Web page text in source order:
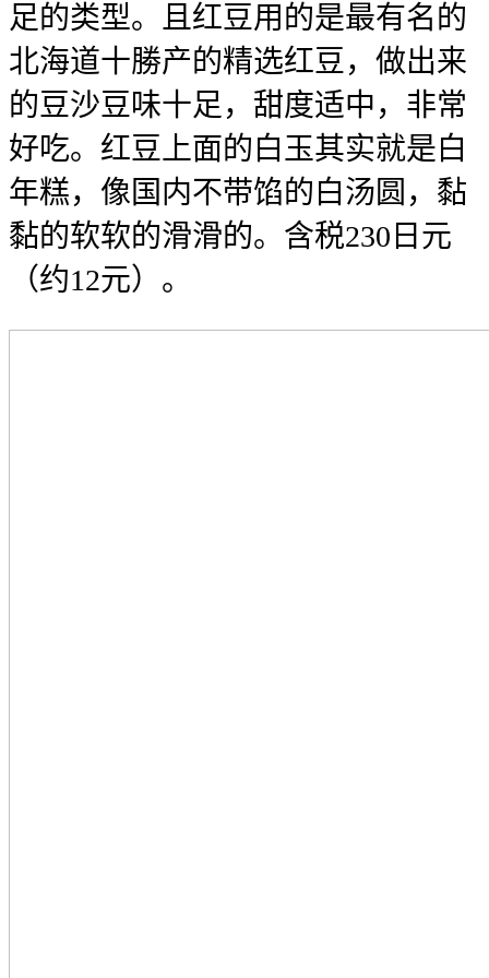
足的类型。且红豆用的是最有名的
北海道十勝产的精选红豆，做出来
的豆沙豆味十足，甜度适中，非常
好吃。红豆上面的白玉其实就是白
年糕，像国内不带馅的白汤圆，黏
黏的软软的滑滑的。含税230日元
（约12元）。